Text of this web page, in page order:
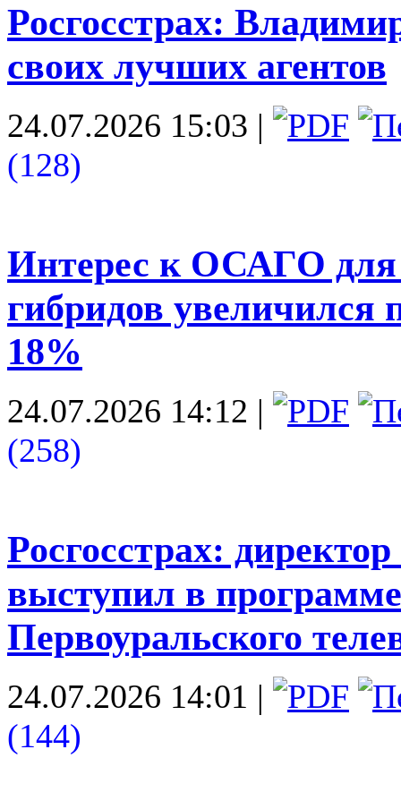
Росгосстрах:
своих лучших агентов
24.07.2026 15:03 |
(128)
Интерес к ОСАГО для
гибридов увеличился
18%
24.07.2026 14:12 |
(258)
Росгосстрах:
выступил в
Первоуральского
24.07.2026 14:01 |
(144)